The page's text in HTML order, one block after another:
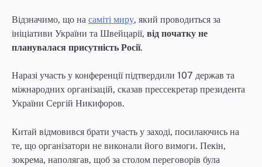
Відзначимо, що на саміті миру, який проводиться за
ініціативи України та Швейцарії, від початку не
планувалася присутність Росії.
Наразі участь у конференції підтвердили 107 держав та
міжнародних організацій, сказав прессекретар президента
України Сергій Никифоров.
Китай відмовився брати участь у заході, посилаючись на
те, що організатори не виконали його вимоги. Пекін,
зокрема, наполягав, щоб за столом переговорів була